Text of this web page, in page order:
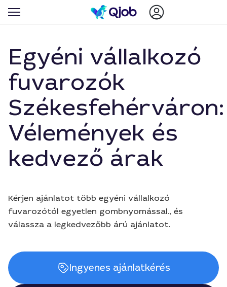
Egyéni vállalkozó
fuvarozók
Székesfehérváron:
Vélemények és
kedvező árak
Kérjen ajánlatot több egyéni vállalkozó
fuvarozótól egyetlen gombnyomással., és
válassza a legkedvezőbb árú ajánlatot.
Ingyenes ajánlatkérés